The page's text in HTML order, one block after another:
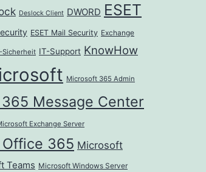
Deslock Client DWORD ESET
ESET Mail Security Exchange
Sicherheit IT-Support KnowHow
Microsoft 365 Admin
Message Center
Exchange Server
365 Microsoft
Teams Microsoft Windows Server